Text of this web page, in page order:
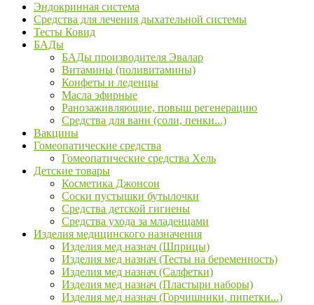
Эндокринная система
Средства для лечения дыхательной системы
Тесты Ковид
БАДы
БАДы производителя Эвалар
Витамины (поливитамины)
Конфеты и леденцы
Масла эфирные
Ранозаживляющие, повыш регенерацию
Средства для ванн (соли, пенки...)
Вакцины
Гомеопатические средства
Гомеопатические средства Хель
Детские товары
Косметика Джонсон
Соски пустышки бутылочки
Средства детской гигиены
Средства ухода за младенцами
Изделия медицинского назначения
Изделия мед назнач (Шприцы)
Изделия мед назнач (Тесты на беременность)
Изделия мед назнач (Салфетки)
Изделия мед назнач (Пластыри наборы)
Изделия мед назнач (Горчишники, пипетки...)